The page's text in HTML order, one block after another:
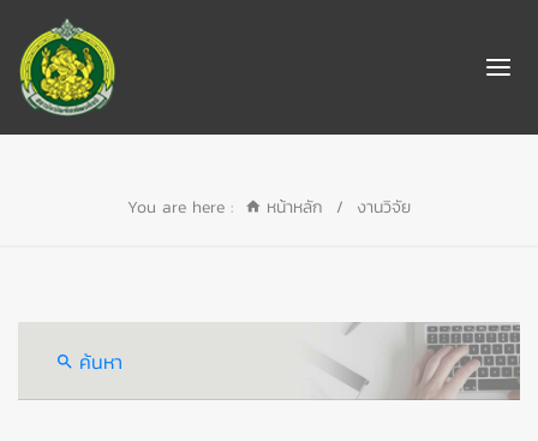
You are here : หน้าหลัก / งานวิจัย
ค้นหา